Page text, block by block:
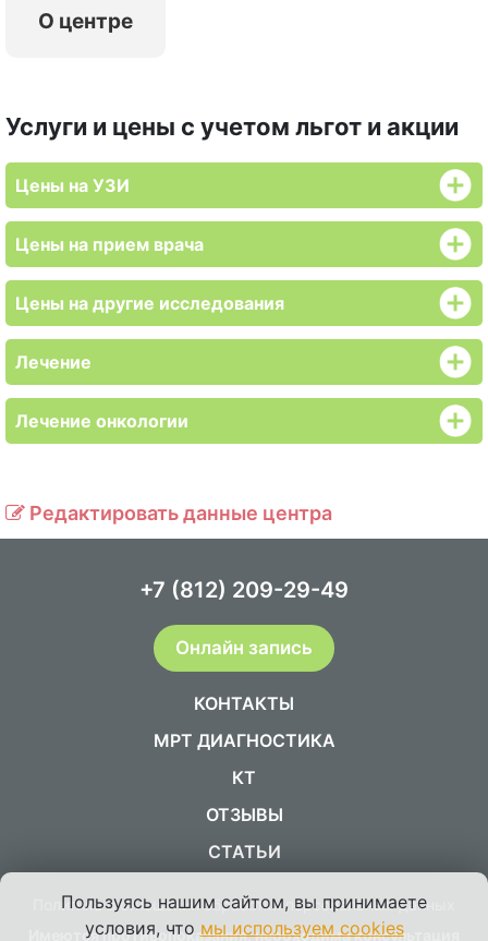
О центре
Услуги и цены с учетом льгот и акции
Цены на УЗИ
Цены на прием врача
Цены на другие исследования
Лечение
Лечение онкологии
Редактировать данные центра
Политика в отношении обработки персональных данных
Имеются противопоказания, необходима консультация
КОНТАКТЫ
МРТ ДИАГНОСТИКА
КТ
ОТЗЫВЫ
СТАТЬИ
+7 (812) 209-29-49
Онлайн запись
Пользуясь нашим сайтом, вы принимаете
условия, что мы используем cookies